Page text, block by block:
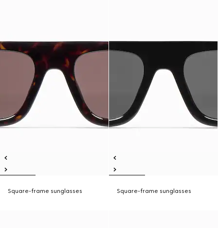
Square-frame sunglasses Square-frame sunglasses